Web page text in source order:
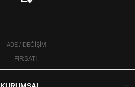
İADE / DEĞİŞİM
FIRSATI